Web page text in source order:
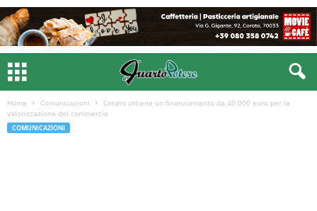
Home Comunicazioni
Corato ottiene un finanziamento da 40.000 euro per la
valorizzazione del commercio
COMUNICAZIONI